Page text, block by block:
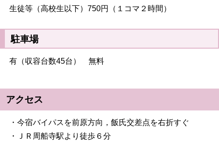
生徒等（高校生以下）750円（１コマ２時間）
駐車場
有（収容台数45台） 無料
アクセス
・今宿バイパスを前原方向，飯氏交差点を右折すぐ
・ＪＲ周船寺駅より徒歩６分